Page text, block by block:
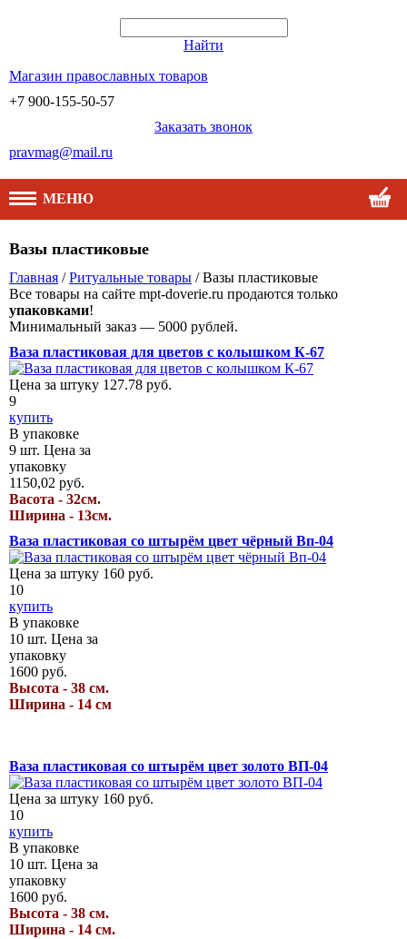
Найти
Магазин православных товаров
+7 900-155-50-57
Заказать звонок
pravmag@mail.ru
МЕНЮ
Вазы пластиковые
Главная /Ритуальные товары / Вазы пластиковые
Все товары на сайте mpt-doverie.ru продаются только
упаковками!
Минимальный заказ — 5000 рублей.
Ваза пластиковая для цветов с колышком К-67
Цена за штуку 127.78 руб.
9
купить
В упаковке
9 шт. Цена за
упаковку
1150,02 руб.
Васота - 32см.
Ширина - 13см.
Ваза пластиковая со штырём цвет чёрный Вп-04
Цена за штуку 160 руб.
10
купить
В упаковке
10 шт. Цена за
упаковку
1600 руб.
Высота - 38 см.
Ширина - 14 см
Ваза пластиковая со штырём цвет золото ВП-04
Цена за штуку 160 руб.
10
купить
В упаковке
10 шт. Цена за
упаковку
1600 руб.
Высота - 38 см.
Ширина - 14 см.